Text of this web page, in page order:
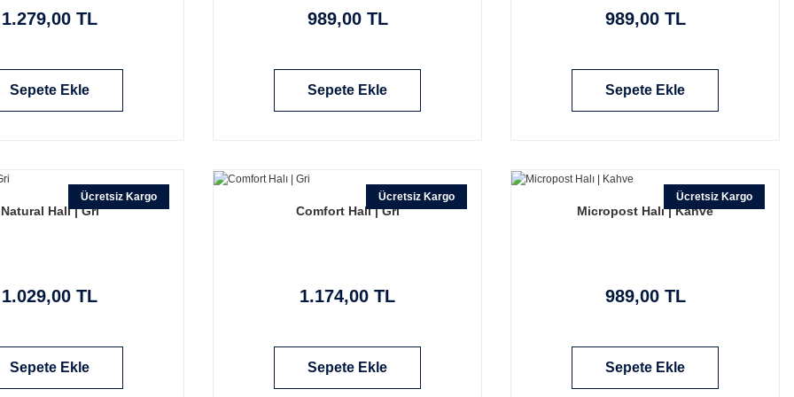
1.279,00 TL
Sepete Ekle
989,00 TL
Sepete Ekle
989,00 TL
Sepete Ekle
Ücretsiz Kargo
Natural Halı | Gri
1.029,00 TL
Sepete Ekle
Ücretsiz Kargo
Comfort Halı | Gri
1.174,00 TL
Sepete Ekle
Ücretsiz Kargo
Micropost Halı | Kahve
989,00 TL
Sepete Ekle